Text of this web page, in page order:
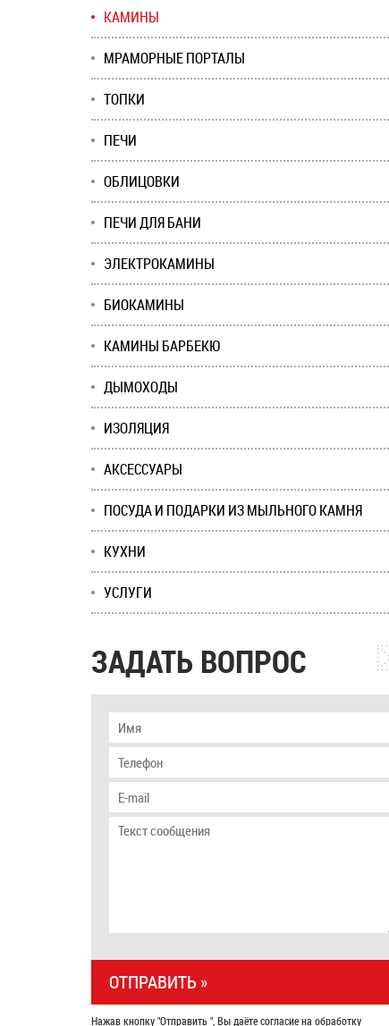
КАМИНЫ
МРАМОРНЫЕ ПОРТАЛЫ
ТОПКИ
ПЕЧИ
ОБЛИЦОВКИ
ПЕЧИ ДЛЯ БАНИ
ЭЛЕКТРОКАМИНЫ
БИОКАМИНЫ
КАМИНЫ БАРБЕКЮ
ДЫМОХОДЫ
ИЗОЛЯЦИЯ
АКСЕССУАРЫ
ПОСУДА И ПОДАРКИ ИЗ МЫЛЬНОГО КАМНЯ
КУХНИ
УСЛУГИ
ЗАДАТЬ ВОПРОС
Нажав кнопку "Отправить ", Вы даёте согласие на обработку